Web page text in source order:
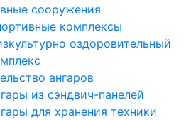
сооружения
комплексы
оздоровительный
ангаров
из сэндвич-панелей
для хранения техники